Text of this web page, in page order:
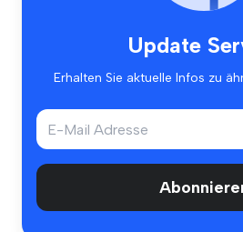
Update
Erhalten Sie aktuelle Infos zu